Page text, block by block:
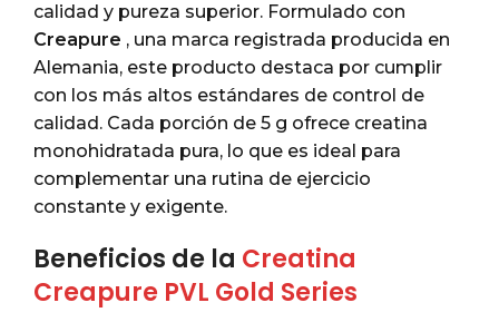
calidad y pureza superior. Formulado con
Creapure , una marca registrada producida en
Alemania, este producto destaca por cumplir
con los más altos estándares de control de
calidad. Cada porción de 5 g ofrece creatina
monohidratada pura, lo que es ideal para
complementar una rutina de ejercicio
constante y exigente.
Beneficios de la Creatina
Creapure PVL Gold Series